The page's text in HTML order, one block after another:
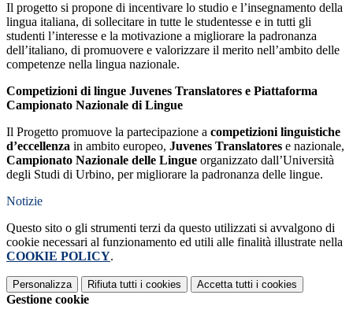
Il progetto si propone di incentivare lo studio e l’insegnamento della
lingua italiana, di sollecitare in tutte le studentesse e in tutti gli
studenti l’interesse e la motivazione a migliorare la padronanza
dell’italiano, di promuovere e valorizzare il merito nell’ambito delle
competenze nella lingua nazionale.
Competizioni di lingue Juvenes Translatores e Piattaforma
Campionato Nazionale di Lingue
Il Progetto promuove la partecipazione a competizioni linguistiche
d’eccellenza in ambito europeo, Juvenes Translatores e nazionale,
Campionato Nazionale delle Lingue organizzato dall’Università
degli Studi di Urbino, per migliorare la padronanza delle lingue.
Notizie
Questo sito o gli strumenti terzi da questo utilizzati si avvalgono di
cookie necessari al funzionamento ed utili alle finalità illustrate nella
COOKIE POLICY.
Personalizza Rifiuta tutti i cookies Accetta tutti i cookies
Gestione cookie